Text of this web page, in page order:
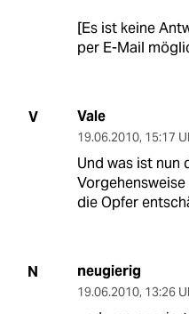
[Es ist keine
per E-Mail
V Vale
19.06.2010, 15:17
Und was ist nun
die Opfer
N neugierig
19.06.2010, 13:26